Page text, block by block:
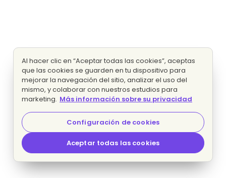
Al hacer clic en “Aceptar todas las cookies”, aceptas
que las cookies se guarden en tu dispositivo para
mejorar la navegación del sitio, analizar el uso del
mismo, y colaborar con nuestros estudios para
marketing. Más información sobre su privacidad
Configuración de cookies
Aceptar todas las cookies